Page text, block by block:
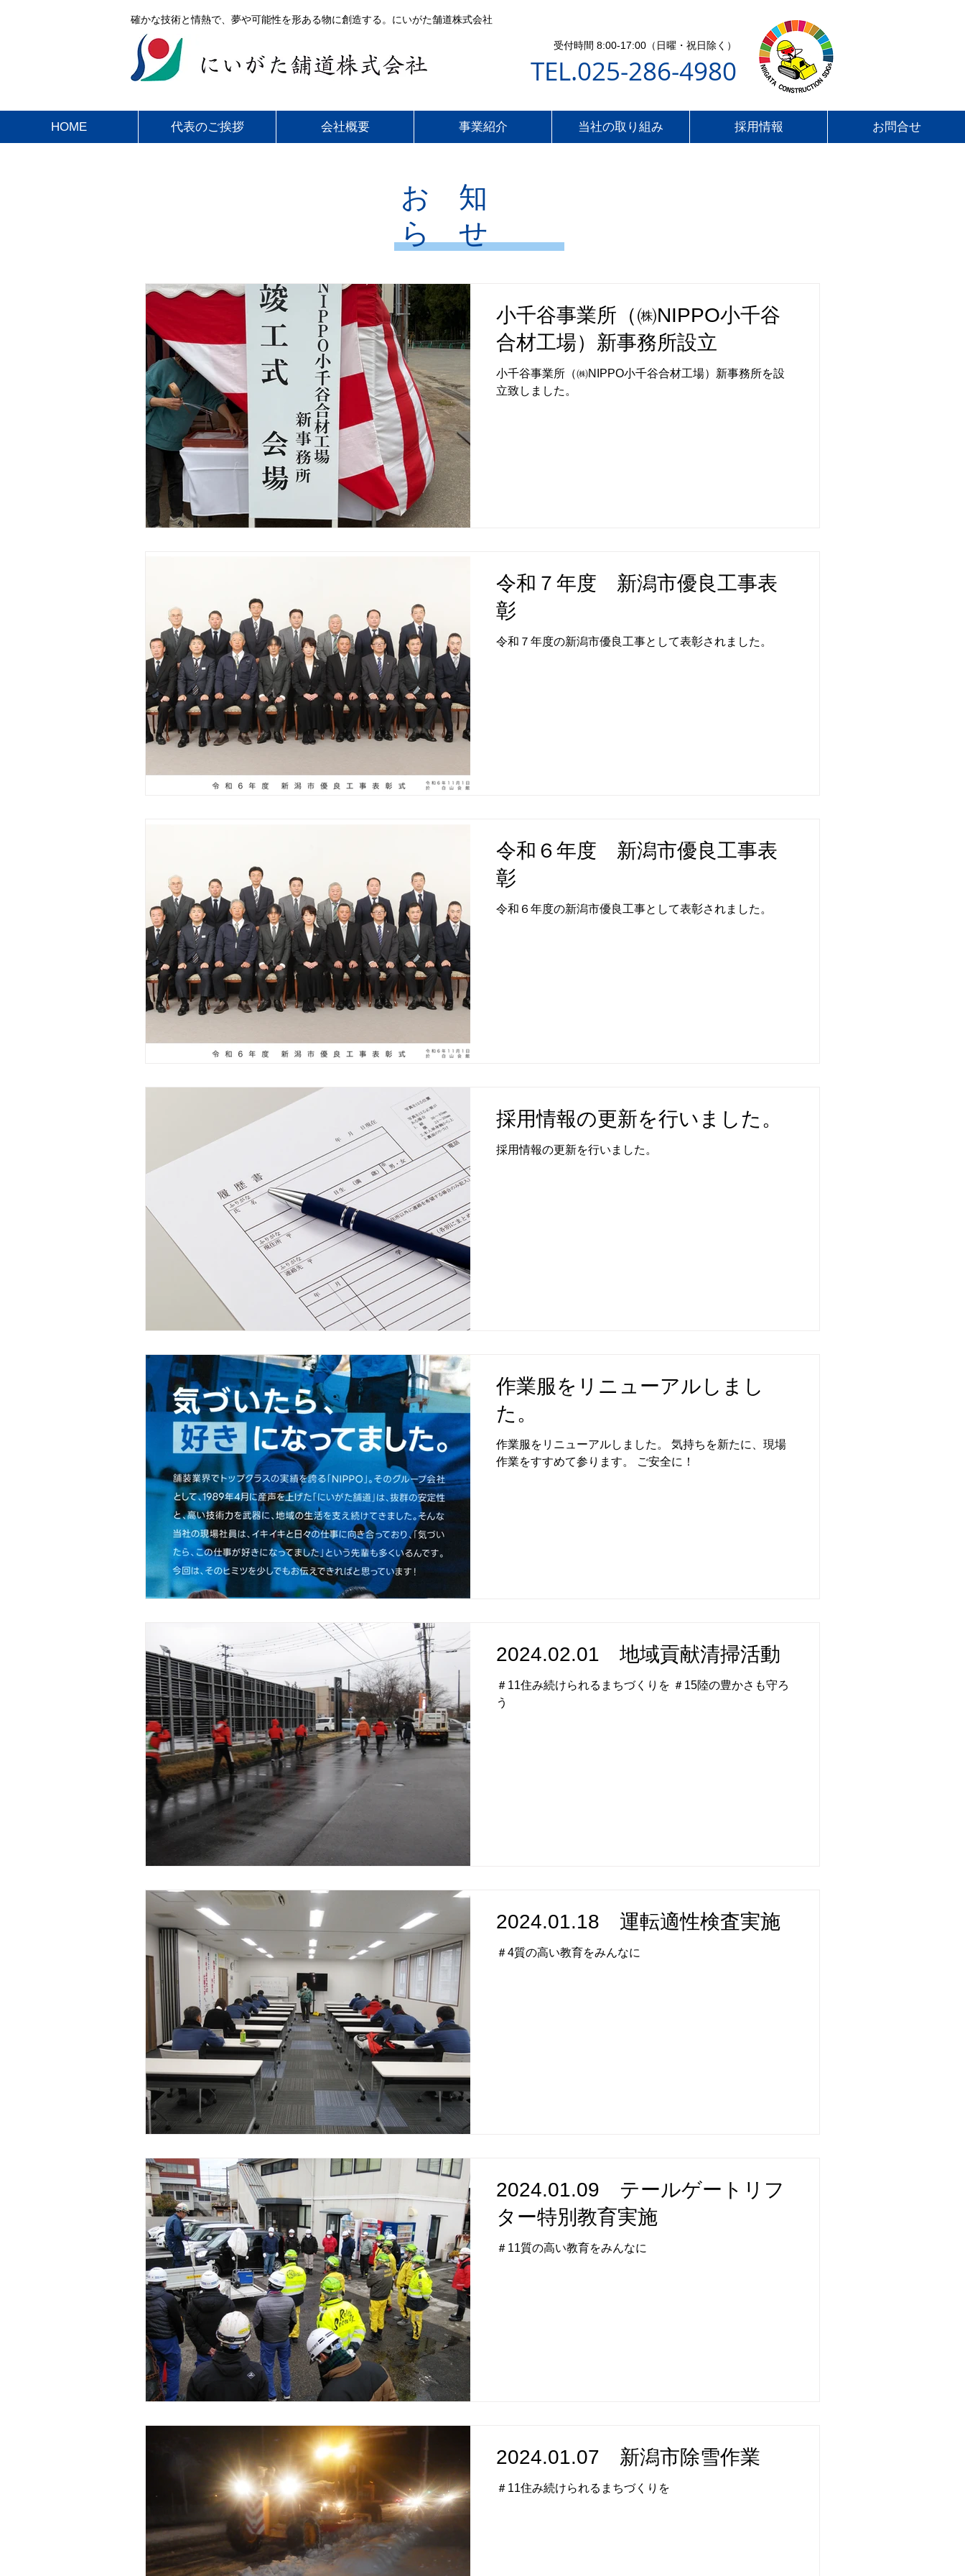
確かな技術と情熱で、夢や可能性を形ある物に創造する。にいがた舗道株式会社
TEL.025-286-4980
受付時間 8:00-17:00（日曜・祝日除く）
HOME 代表のご挨拶 会社概要 事業紹介 当社の取り組み 採用情報 お問合せ
​お 知
ら せ
小千谷事業所（㈱NIPPO小千谷
合材工場）新事務所設立
小千谷事業所（㈱NIPPO小千谷合材工場）新事務所を設
立致しました。
令和７年度 新潟市優良工事表
彰
令和７年度の新潟市優良工事として表彰されました。
令和６年度 新潟市優良工事表
彰
令和６年度の新潟市優良工事として表彰されました。
採用情報の更新を行いました。
採用情報の更新を行いました。
作業服をリニューアルしまし
た。
作業服をリニューアルしました。 気持ちを新たに、現場
作業をすすめて参ります。 ご安全に！
2024.02.01 地域貢献清掃活動
＃11住み続けられるまちづくりを ＃15陸の豊かさも守ろ
う
2024.01.18 運転適性検査実施
＃4質の高い教育をみんなに
2024.01.09 テールゲートリフ
ター特別教育実施
＃11質の高い教育をみんなに
2024.01.07 新潟市除雪作業
＃11住み続けられるまちづくりを